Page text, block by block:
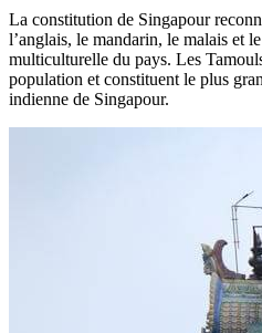
La constitution de Singapour
l’anglais, le mandarin, le malais et
multiculturelle du pays. Les
population et constituent le plus
indienne de Singapour.